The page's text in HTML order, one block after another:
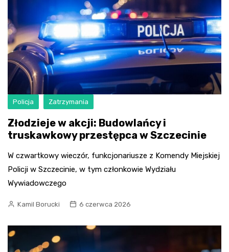
Policja Zatrzymania
Złodzieje w akcji: Budowlańcy i
truskawkowy przestępca w Szczecinie
W czwartkowy wieczór, funkcjonariusze z Komendy Miejskiej
Policji w Szczecinie, w tym członkowie Wydziału
Wywiadowczego
Kamil Borucki 6 czerwca 2026